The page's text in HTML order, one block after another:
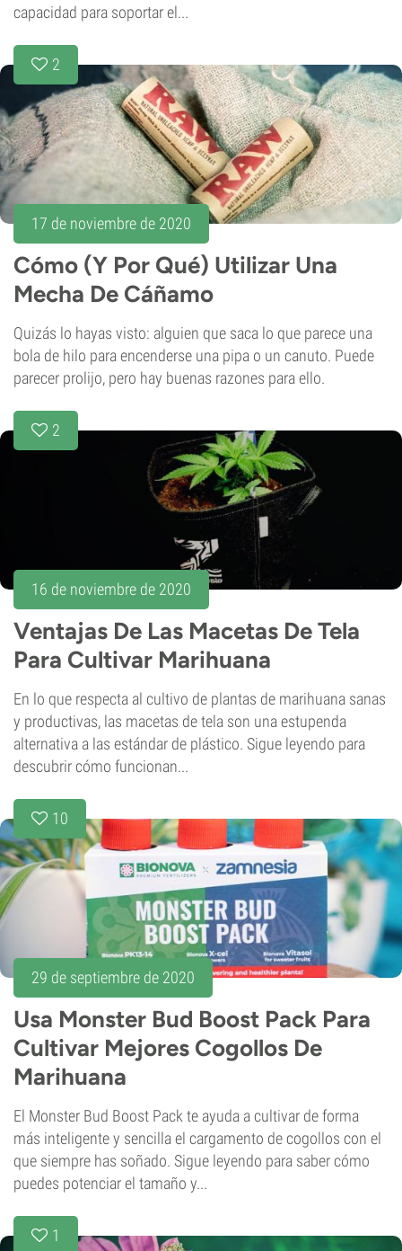
capacidad para soportar el...
2
17 de noviembre de 2020
Cómo (Y Por Qué) Utilizar Una
Mecha De Cáñamo
Quizás lo hayas visto: alguien que saca lo que parece una
bola de hilo para encenderse una pipa o un canuto. Puede
parecer prolijo, pero hay buenas razones para ello.
2
16 de noviembre de 2020
Ventajas De Las Macetas De Tela
Para Cultivar Marihuana
En lo que respecta al cultivo de plantas de marihuana sanas
y productivas, las macetas de tela son una estupenda
alternativa a las estándar de plástico. Sigue leyendo para
descubrir cómo funcionan...
10
29 de septiembre de 2020
Usa Monster Bud Boost Pack Para
Cultivar Mejores Cogollos De
Marihuana
El Monster Bud Boost Pack te ayuda a cultivar de forma
más inteligente y sencilla el cargamento de cogollos con el
que siempre has soñado. Sigue leyendo para saber cómo
puedes potenciar el tamaño y...
1